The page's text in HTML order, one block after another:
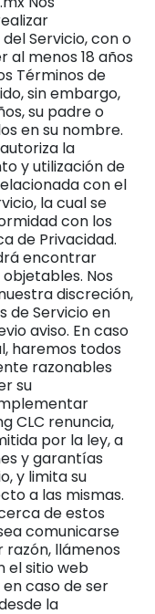
Servicio, con o
al menos 18 años
Términos de
sin embargo,
su padre o
en su nombre.
la
y utilización de
con el
la cual se
con los
de Privacidad.
encontrar
Nos
discreción,
de Servicio en
aviso. En caso
haremos todos
razonables
su
CLC renuncia,
por la ley, a
y garantías
y limita su
a las mismas.
de estos
comunicarse
llámenos
el sitio web
caso de ser
la